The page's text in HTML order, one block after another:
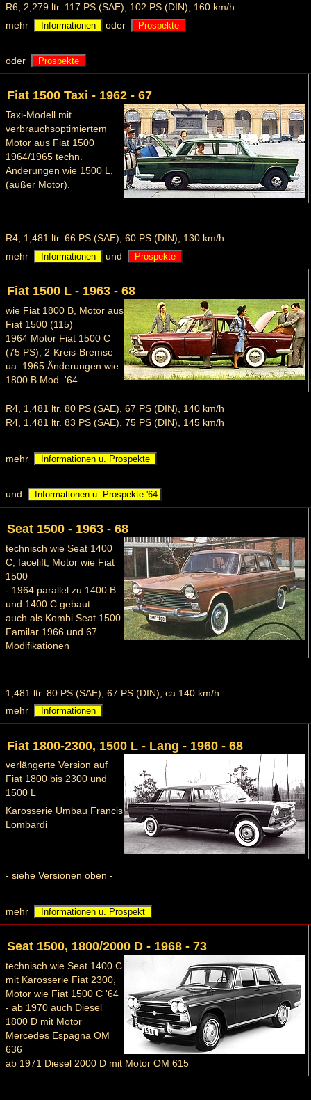
R6, 2,279 ltr. 117 PS (SAE), 102 PS (DIN), 160 km/h
mehr
Informationen oder Prospekte
oder Prospekte
Fiat 1500 Taxi - 1962 - 67
Taxi-Modell mit
verbrauchsoptimiertem
Motor aus Fiat 1500
1964/1965 techn.
Änderungen wie 1500 L,
(außer Motor).
R4, 1,481 ltr. 66 PS (SAE), 60 PS (DIN), 130 km/h
mehr
Informationen und Prospekte
Fiat 1500 L - 1963 - 68
wie Fiat 1800 B, Motor aus
Fiat 1500 (115)
1964 Motor Fiat 1500 C
(75 PS), 2-Kreis-Bremse
ua. 1965 Änderungen wie
1800 B Mod. '64.
R4, 1,481 ltr. 80 PS (SAE), 67 PS (DIN), 140 km/h
R4, 1,481 ltr. 83 PS (SAE), 75 PS (DIN), 145 km/h
mehr Informationen u. Prospekte
und Informationen u. Prospekte '64
Seat 1500 - 1963 - 68
technisch wie Seat 1400
C, facelift, Motor wie Fiat
1500
- 1964 parallel zu 1400 B
und 1400 C gebaut
auch als Kombi Seat 1500
Familar 1966 und 67
Modifikationen
1,481 ltr. 80 PS (SAE), 67 PS (DIN), ca 140 km/h
mehr
Informationen
Fiat 1800-2300, 1500 L - Lang - 1960 - 68
verlängerte Version auf
Fiat 1800 bis 2300 und
1500 L
Karosserie Umbau Francis
Lombardi
- siehe Versionen oben -
mehr Informationen u. Prospekt
Seat 1500, 1800/2000 D - 1968 - 73
technisch wie Seat 1400 C
mit Karosserie Fiat 2300,
Motor wie Fiat 1500 C '64
- ab 1970 auch Diesel
1800 D mit Motor
Mercedes Espagna OM
636
ab 1971 Diesel 2000 D mit Motor OM 615